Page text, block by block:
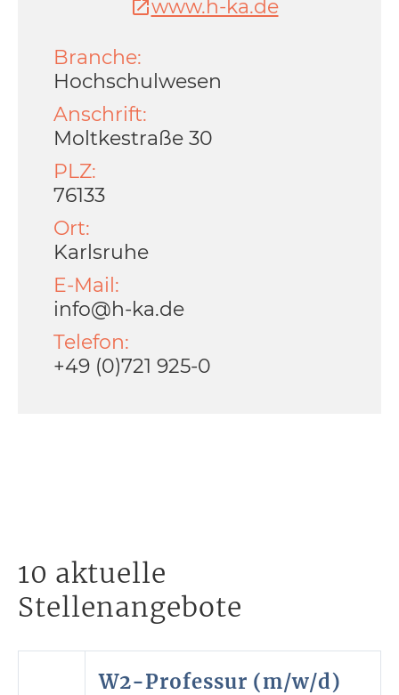
www.h-ka.de
Branche:
Hochschulwesen
Anschrift:
Moltkestraße 30
PLZ:
76133
Ort:
Karlsruhe
E-Mail:
info@h-ka.de
Telefon:
+49 (0)721 925-0
10 aktuelle
Stellenangebote
W2-Professur (m/w/d)